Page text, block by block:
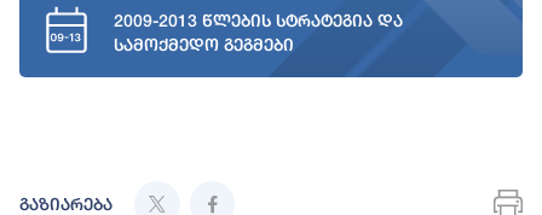
2009-2013 წლების სტრატეგია და
სამოქმედო გეგმები
გაზიარება